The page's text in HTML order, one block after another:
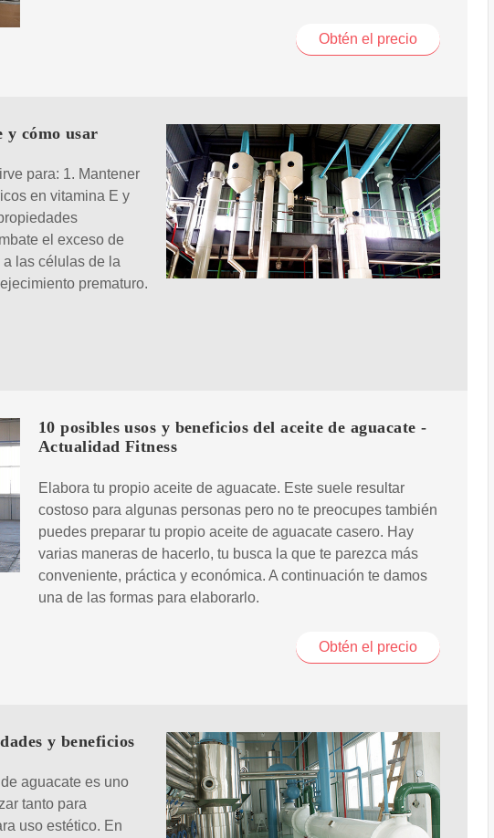
Obtén el precio
y cómo usar
para: 1. Mantener
en vitamina E y
el exceso de
las células de la
prematuro.
10 posibles usos y beneficios del aceite de aguacate -
Actualidad Fitness
Elabora tu propio aceite de aguacate. Este suele resultar
costoso para algunas personas pero no te preocupes también
puedes preparar tu propio aceite de aguacate casero. Hay
varias maneras de hacerlo, tu busca la que te parezca más
conveniente, práctica y económica. A continuación te damos
una de las formas para elaborarlo.
Obtén el precio
y beneficios
aguacate es uno
tanto para
uso estético. En